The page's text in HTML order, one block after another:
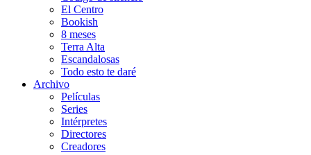
El Centro
Bookish
8 meses
Terra Alta
Escandalosas
Todo esto te daré
Archivo
Películas
Series
Intérpretes
Directores
Creadores